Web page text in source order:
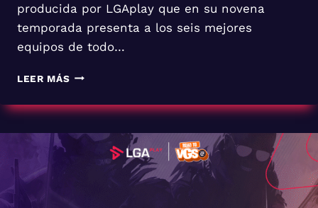
producida por LGAplay que en su novena
temporada presenta a los seis mejores
equipos de todo…
LEER MÁSCONCLUYE
SEMANA
DE
SPIRITUAL